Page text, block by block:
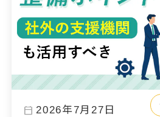
calendar_today 2026年7月27日